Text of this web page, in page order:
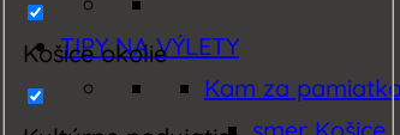
Košice okolie
TIPY NA VÝLETY
Kam za